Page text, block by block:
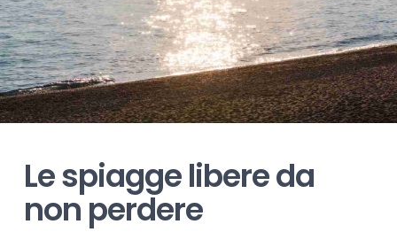
Le spiagge libere da
non perdere